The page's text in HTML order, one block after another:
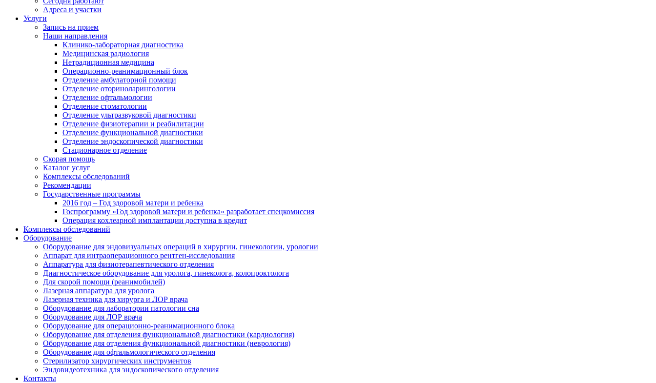
Адреса и участки
Услуги
Запись на прием
Наши направления
Клинико-лабораторная диагностика
Медицинская радиология
Нетрадиционная медицина
Операционно-реанимационный блок
Отделение амбулаторной помощи
Отделение оториноларингологии
Отделение офтальмологии
Отделение стоматологии
Отделение ультразвуковой диагностики
Отделение физиотерапии и реабилитации
Отделение функциональной диагностики
Отделение эндоскопической диагностики
Стационарное отделение
Скорая помощь
Каталог услуг
Комплексы обследований
Рекомендации
Государственные программы
2016 год – Год здоровой матери и ребенка
Госпрограмму «Год здоровой матери и ребенка» разработает спецкомиссия
Операция кохлеарной имплантации доступна в кредит
Комплексы обследований
Оборудование
Оборудование для эндовизуальных операций в хирургии, гинекологии, урологии
Аппарат для интраоперационного рентген-исследования
Аппаратура для физиотерапевтического отделения
Диагностическое оборудование для уролога, гинеколога, колопроктолога
Для скорой помощи (реанимобилей)
Лазерная аппаратура для уролога
Лазерная техника для хирурга и ЛОР врача
Оборудование для лаборатории патологии сна
Оборудование для ЛОР врача
Оборудование для операционно-реанимационного блока
Оборудование для отделения функциональной диагностики (кардиология)
Оборудование для отделения функциональной диагностики (неврология)
Оборудование для офтальмологического отделения
Стерилизатор хирургических инструментов
Эндовидеотехника для эндоскопического отделения
Контакты